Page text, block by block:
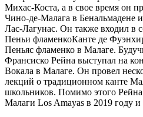
Михас-Коста, а в свое время он
Чино-де-Малага в Бенальмадене
Лас-Лагунас. Он также входил в
Пеньи фламенкоКанте де
Пеньяс фламенко в Малаге.
Франсиско Рейна выступал на
Вокала в Малаге. Он провел
лекций о традиционном канте
школьников. Помимо этого Рейна
Малаги Los Amayas в 2019 году и